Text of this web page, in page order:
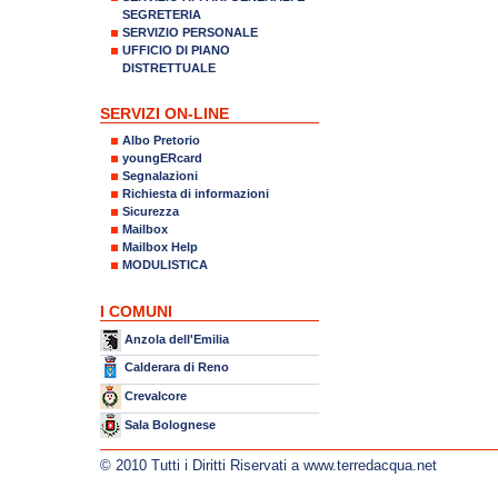
SEGRETERIA
SERVIZIO PERSONALE
UFFICIO DI PIANO
DISTRETTUALE
SERVIZI ON-LINE
Albo Pretorio
youngERcard
Segnalazioni
Richiesta di informazioni
Sicurezza
Mailbox
Mailbox Help
MODULISTICA
I COMUNI
Anzola dell'Emilia
Calderara di Reno
Crevalcore
Sala Bolognese
© 2010 Tutti i Diritti Riservati a www.terredacqua.net